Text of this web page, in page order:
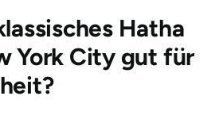
Hatha
York City gut für